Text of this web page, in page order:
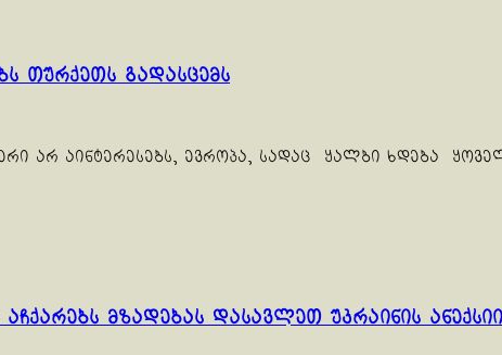
თურქეთს გადასცემს
არ აინტერესებს, ევროპა, სადაც ყალბი ხდება
მზადებას დასავლეთ უკრაინის